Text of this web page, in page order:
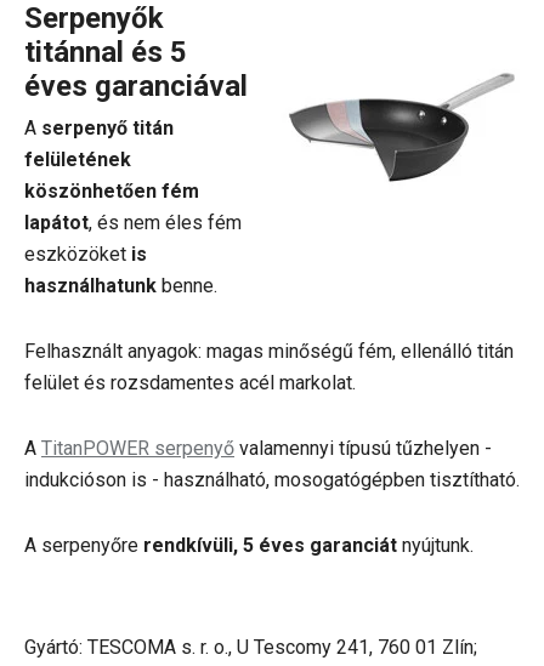
Serpenyők
titánnal és 5
éves garanciával
A serpenyő titán
felületének
köszönhetően fém
lapátot, és nem éles fém
eszközöket is
használhatunk benne.
Felhasznált anyagok: magas minőségű fém, ellenálló titán
felület és rozsdamentes acél markolat.
A TitanPOWER serpenyő valamennyi típusú tűzhelyen -
indukcióson is - használható, mosogatógépben tisztítható.
A serpenyőre rendkívüli, 5 éves garanciát nyújtunk.
Gyártó: TESCOMA s. r. o., U Tescomy 241, 760 01 Zlín;